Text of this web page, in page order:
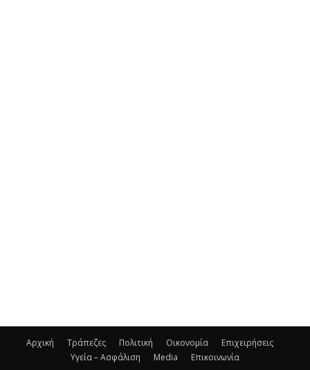
Αρχική Τράπεζες Πολιτική Οικονομία
Επιχειρήσεις
Υγεία – Ασφάλιση
Media Επικοινωνία